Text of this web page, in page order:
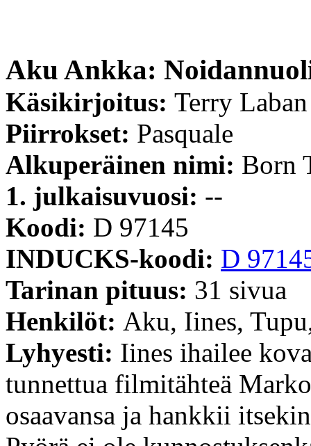
Aku Ankka:
Käsikirjoitus: Terry Laban
Piirrokset: Pasquale
Alkuperäinen nimi: Born
1. julkaisuvuosi: --
Koodi: D 97145
INDUCKS-koodi: D
Tarinan pituus: 31 sivua
Henkilöt: Aku, Iines,
Lyhyesti: Iines ihailee
tunnettua filmitähteä
osaavansa ja hankkii